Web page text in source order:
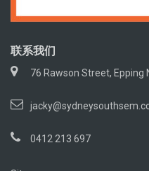
联系我们
76 Rawson Street, Epping
0412 213 697